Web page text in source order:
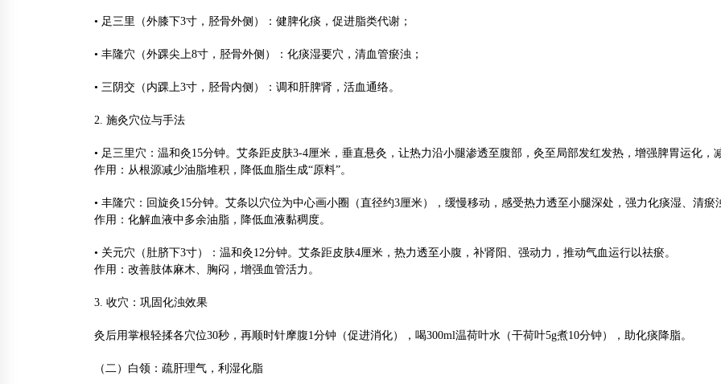
• 足三里（外膝下3寸，胫骨外侧）：健脾化痰，促进脂类代谢；
• 丰隆穴（外踝尖上8寸，胫骨外侧）：化痰湿要穴，清血管瘀浊；
• 三阴交（内踝上3寸，胫骨内侧）：调和肝脾肾，活血通络。
2. 施灸穴位与手法
• 足三里穴：温和灸15分钟。艾条距皮肤3-4厘米，垂直悬灸，让热力沿小腿渗透至腹部，灸至局部发红发热，增强脾胃运化，
作用：从根源减少油脂堆积，降低血脂生成“原料”。
• 丰隆穴：回旋灸15分钟。艾条以穴位为中心画小圈（直径约3厘米），缓慢移动，感受热力透至小腿深处，强力化痰湿、清瘀
作用：化解血液中多余油脂，降低血液黏稠度。
• 关元穴（肚脐下3寸）：温和灸12分钟。艾条距皮肤4厘米，热力透至小腹，补肾阳、强动力，推动气血运行以祛瘀。
作用：改善肢体麻木、胸闷，增强血管活力。
3. 收穴：巩固化浊效果
灸后用掌根轻揉各穴位30秒，再顺时针摩腹1分钟（促进消化），喝300ml温荷叶水（干荷叶5g煮10分钟），助化痰降脂。
（二）白领：疏肝理气，利湿化脂